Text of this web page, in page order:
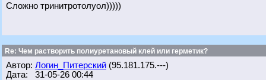
Сложно тринитротолуол)))))
Re: Чем растворить полиуретановый клей или герметик?
Автор: Логин_Питерский (95.181.175.---)
Дата: 31-05-26 00:44